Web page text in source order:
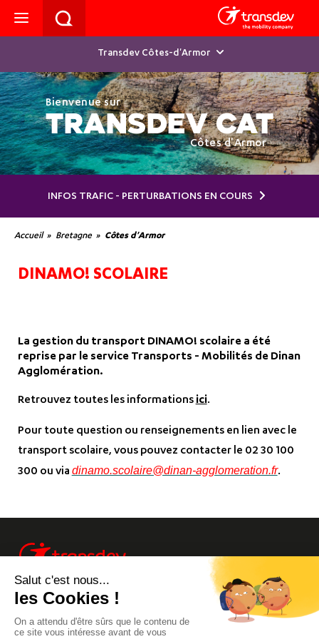
Transdev Côtes-d'Armor
Bienvenue sur
TRANSDEV CAT
Côtes d'Armor
INFOS TRAFIC - PERTURBATIONS EN COURS
Accueil Bretagne Côtes d'Armor
DINAMO! SCOLAIRE
La gestion du transport DINAMO! scolaire a été
reprise par le service Transports - Mobilités de Dinan
Agglomération.
Retrouvez toutes les informationsici.
Pour toute question ou renseignements en lien avec le
transport scolaire, vous pouvez contacter le 02 30 100
300 ou viadinamo.scolaire@dinan-agglomeration.fr.
Site Groupe